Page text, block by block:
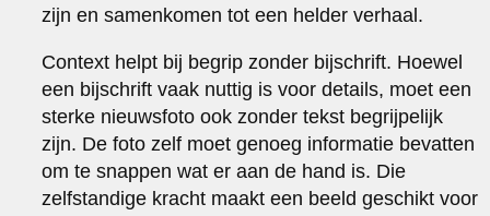
zijn en samenkomen tot een helder verhaal.
Context helpt bij begrip zonder bijschrift. Hoewel
een bijschrift vaak nuttig is voor details, moet een
sterke nieuwsfoto ook zonder tekst begrijpelijk
zijn. De foto zelf moet genoeg informatie bevatten
om te snappen wat er aan de hand is. Die
zelfstandige kracht maakt een beeld geschikt voor